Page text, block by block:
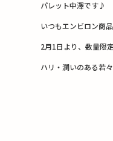
e
b
o
o
te
r
パレット中澤です♪
いつもエンビロン商
2月1日より、数量限
ハリ・潤いのある若